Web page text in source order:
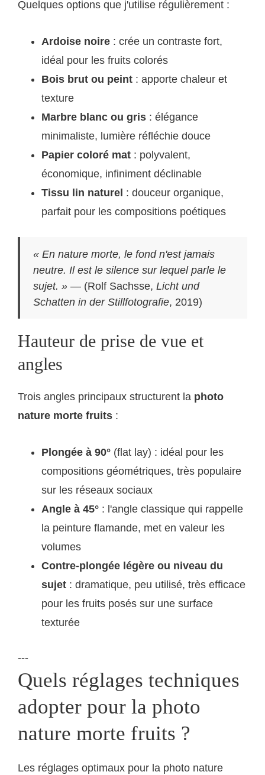
Quelques options que j'utilise régulièrement :
Ardoise noire : crée un contraste fort,
idéal pour les fruits colorés
Bois brut ou peint : apporte chaleur et
texture
Marbre blanc ou gris : élégance
minimaliste, lumière réfléchie douce
Papier coloré mat : polyvalent,
économique, infiniment déclinable
Tissu lin naturel : douceur organique,
parfait pour les compositions poétiques
« En nature morte, le fond n'est jamais
neutre. Il est le silence sur lequel parle le
sujet. » — (Rolf Sachsse,Licht und
Schatten in der Stillfotografie, 2019)
Hauteur de prise de vue et
angles
Trois angles principaux structurent la photo
nature morte fruits :
Plongée à 90° (flat lay) : idéal pour les
compositions géométriques, très populaire
sur les réseaux sociaux
Angle à 45° : l'angle classique qui rappelle
la peinture flamande, met en valeur les
volumes
Contre-plongée légère ou niveau du
sujet : dramatique, peu utilisé, très efficace
pour les fruits posés sur une surface
texturée
---
Quels réglages techniques
adopter pour la photo
nature morte fruits ?
Les réglages optimaux pour la photo nature